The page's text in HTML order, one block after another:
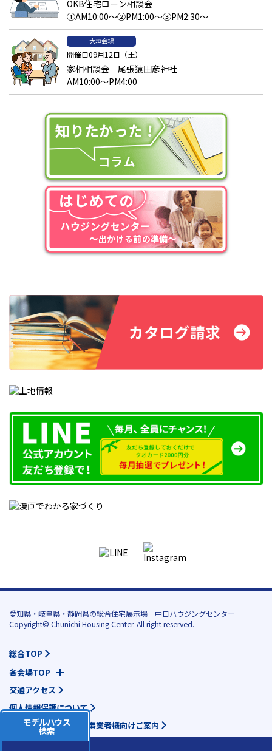
OKB住宅ローン相談会
①AM10:00～②PM1:00～③PM2:30～
大垣会場
開催日09月12日（土）
家相相談会 尾張猿田彦神社
AM10:00～PM4:00
モデルハウス
検索
愛知県・岐阜県・静岡県の総合住宅展示場 中日ハウジングセンター
Copyright© Chunichi Housing Center. All right reserved.
総合TOP
各会場TOP
交通アクセス
個人情報保護について
地域活動団体様・各種事業者様向けご案内